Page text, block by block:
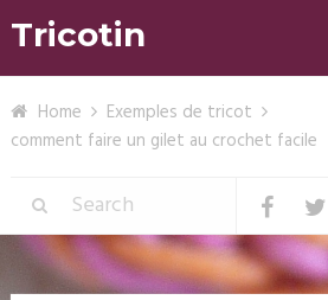
Tricotin
Home
Exemples de tricot
comment faire un gilet au crochet facile